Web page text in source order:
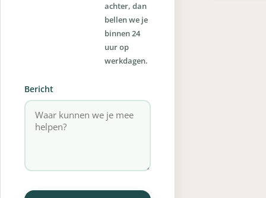
achter, dan
bellen we je
binnen 24
uur op
werkdagen.
Bericht